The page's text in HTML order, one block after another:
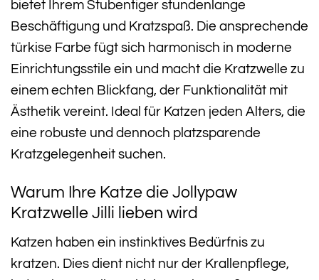
bietet Ihrem Stubentiger stundenlange
Beschäftigung und Kratzspaß. Die ansprechende
türkise Farbe fügt sich harmonisch in moderne
Einrichtungsstile ein und macht die Kratzwelle zu
einem echten Blickfang, der Funktionalität mit
Ästhetik vereint. Ideal für Katzen jeden Alters, die
eine robuste und dennoch platzsparende
Kratzgelegenheit suchen.
Warum Ihre Katze die Jollypaw
Kratzwelle Jilli lieben wird
Katzen haben ein instinktives Bedürfnis zu
kratzen. Dies dient nicht nur der Krallenpflege,